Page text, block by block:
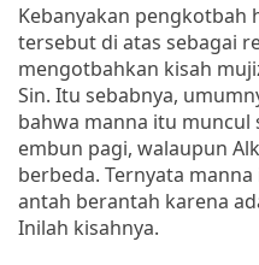
Kebanyakan pengkotbah
tersebut di atas sebagai
mengotbahkan kisah
Sin. Itu sebabnya,
bahwa manna itu muncul
embun pagi, walaupun
berbeda. Ternyata
antah berantah karena
Inilah kisahnya.